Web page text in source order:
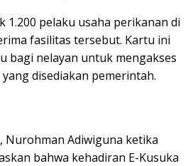
1.200 pelaku usaha perikanan di
fasilitas tersebut. Kartu ini
bagi nelayan untuk mengakses
disediakan pemerintah.
Nurohman Adiwiguna ketika
bahwa kehadiran E-Kusuka